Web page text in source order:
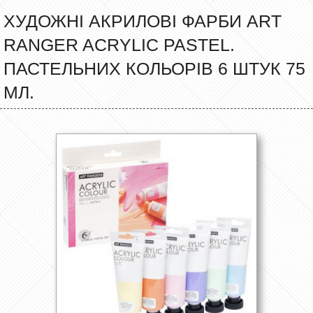
ХУДОЖНІ АКРИЛОВІ ФАРБИ ART
RANGER ACRYLIC PASTEL.
ПАСТЕЛЬНИХ КОЛЬОРІВ 6 ШТУК 75
МЛ.